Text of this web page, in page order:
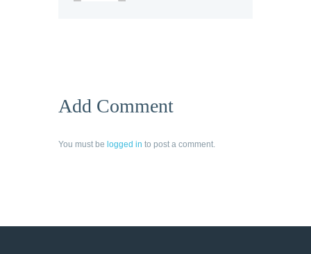
Add Comment
You must be logged in to post a comment.